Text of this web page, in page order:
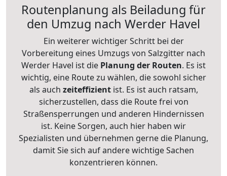
Routenplanung als Beiladung für
den Umzug nach Werder Havel
Ein weiterer wichtiger Schritt bei der
Vorbereitung eines Umzugs von Salzgitter nach
Werder Havel ist die Planung der Routen. Es ist
wichtig, eine Route zu wählen, die sowohl sicher
als auch zeiteffizientist. Es ist auch ratsam,
sicherzustellen, dass die Route frei von
Straßensperrungen und anderen Hindernissen
ist. Keine Sorgen, auch hier haben wir
Spezialisten und übernehmen gerne die Planung,
damit Sie sich auf andere wichtige Sachen
konzentrieren können.